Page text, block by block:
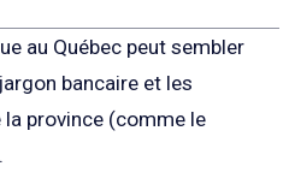
au Québec peut sembler
bancaire et les
province (comme le